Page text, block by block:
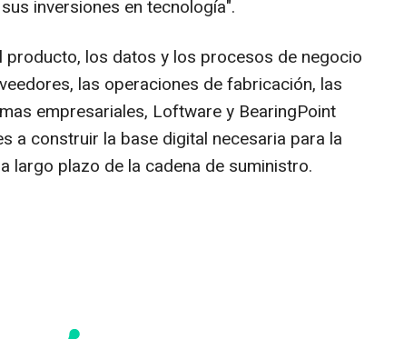
inversiones en tecnología".
producto, los datos y los procesos de negocio
las operaciones de fabricación, las
empresariales, Loftware y BearingPoint
a construir la base digital necesaria para la
largo plazo de la cadena de suministro.